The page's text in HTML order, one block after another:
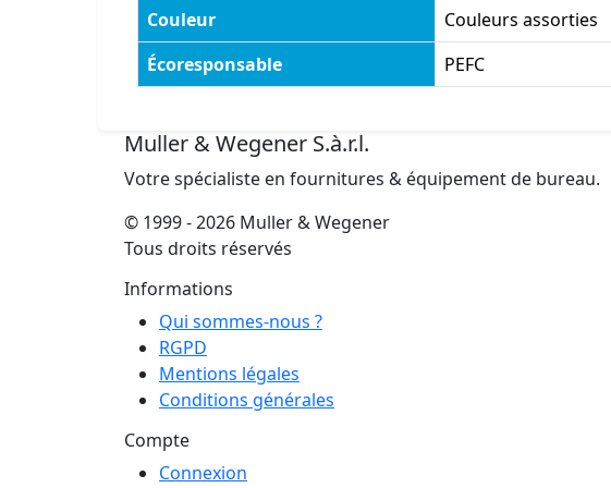
Couleur
Couleurs assorties
Écoresponsable
PEFC
Muller & Wegener S.à.r.l.
Votre spécialiste en fournitures & équipement de bureau.
© 1999 - 2026 Muller & Wegener
Tous droits réservés
Informations
Qui sommes-nous ?
RGPD
Mentions légales
Conditions générales
Compte
Connexion